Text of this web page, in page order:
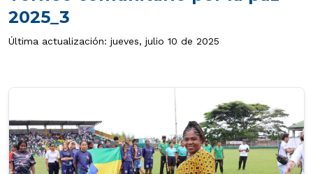
2025_3
Última actualización: jueves, julio 10 de 2025